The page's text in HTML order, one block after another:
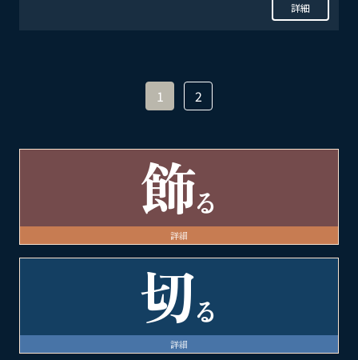
詳細
1 2
飾る
切る